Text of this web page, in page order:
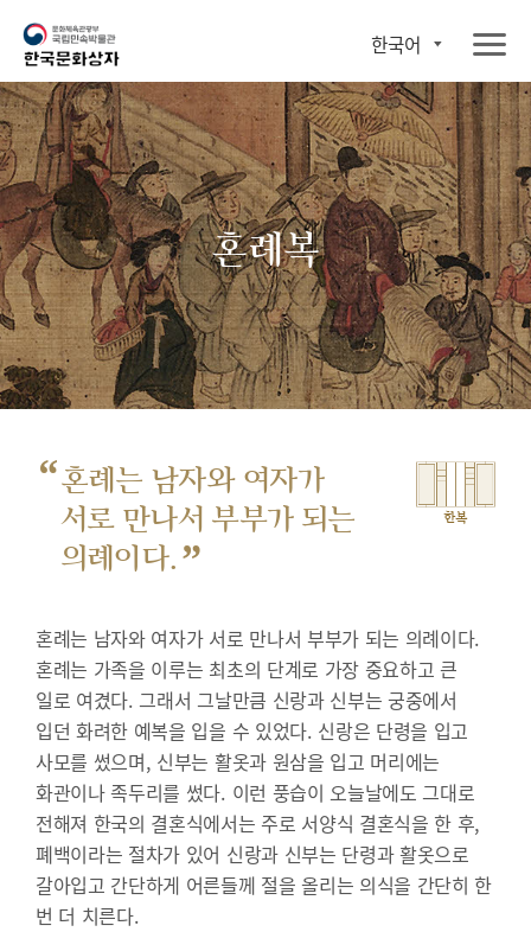
한국어
혼례복
“혼례는 남자와 여자가
서로 만나서 부부가 되는
의례이다. ”
한복
혼례는 남자와 여자가 서로 만나서 부부가 되는 의례이다.
혼례는 가족을 이루는 최초의 단계로 가장 중요하고 큰
일로 여겼다. 그래서 그날만큼 신랑과 신부는 궁중에서
입던 화려한 예복을 입을 수 있었다. 신랑은 단령을 입고
사모를 썼으며, 신부는 활옷과 원삼을 입고 머리에는
화관이나 족두리를 썼다. 이런 풍습이 오늘날에도 그대로
전해져 한국의 결혼식에서는 주로 서양식 결혼식을 한 후,
폐백이라는 절차가 있어 신랑과 신부는 단령과 활옷으로
갈아입고 간단하게 어른들께 절을 올리는 의식을 간단히 한
번 더 치른다.